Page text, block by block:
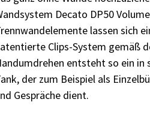
Decato DP50
lassen sich
Clips-System gemäß
entsteht so ein in
der zum Beispiel als
Gespräche dient.